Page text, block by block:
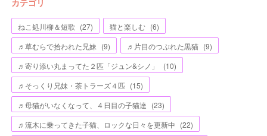
カテゴリ
ねこ処川柳＆短歌 (27) 猫と楽しむ (6)
♬草むらで拾われた兄妹 (9) ♬片目のつぶれた黒猫 (9)
♬寄り添い丸まってた２匹「ジュン&シノ」
(10)
♬そっくり兄妹・茶トラーズ４匹 (15)
♬母猫がいなくなって、４日目の子猫達 (23)
♬流木に乗ってきた子猫、ロックな日々を更新中 (22)